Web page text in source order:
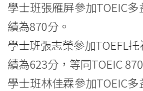
學士班張雁屏參加TOEIC
績為870分。
學士班張志榮參加TOEFL
績為623分，等同TOEIC
學士班林佳霖參加TOEIC